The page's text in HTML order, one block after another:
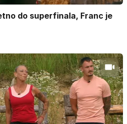
do superfinala, Franc je